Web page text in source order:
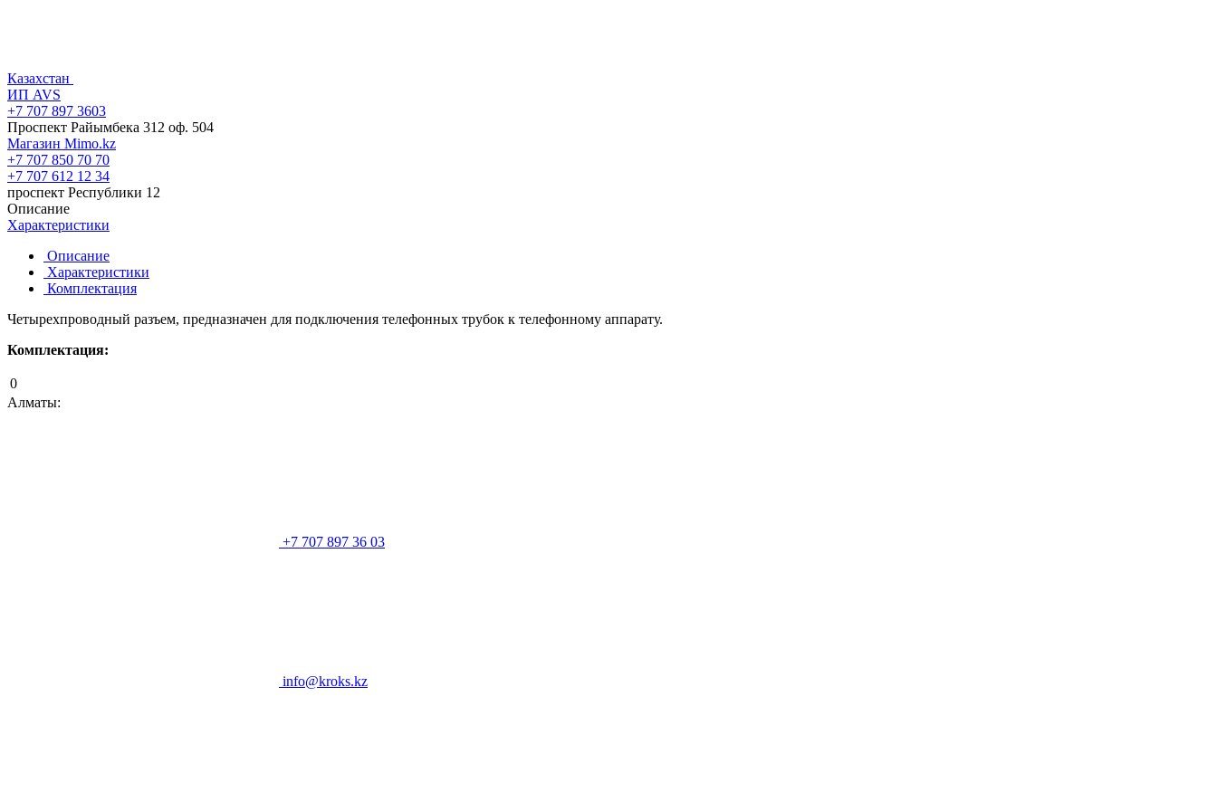
Казахстан
ИП AVS
+7 707 897 3603
Проспект Райымбека 312 оф. 504
Магазин Mimo.kz
+7 707 850 70 70
+7 707 612 12 34
проспект Республики 12
Описание
Характеристики
Описание
Характеристики
Комплектация
Четырехпроводный разъем, предназначен для подключения телефонных трубок к телефонному аппарату.
Комплектация:
0
Алматы:
+7 707 897 36 03
info@kroks.kz